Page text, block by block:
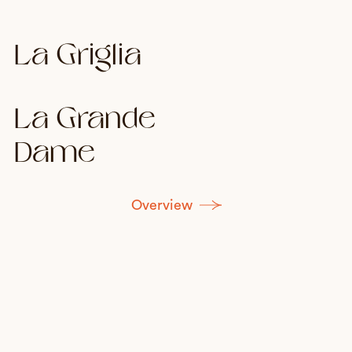
La Griglia
La Grande
Dame
Overview